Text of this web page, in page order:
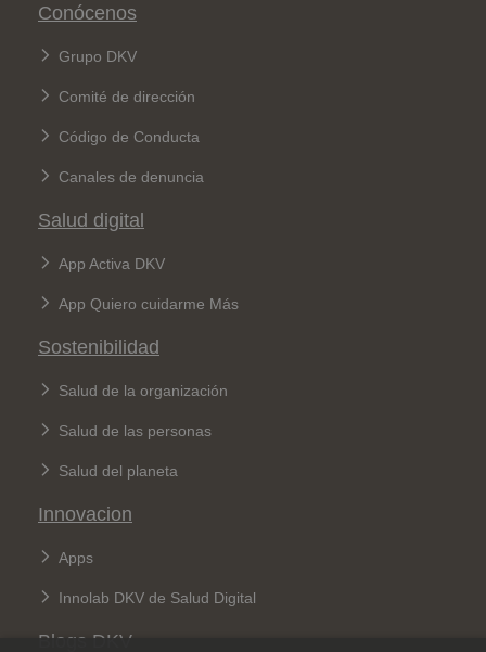
Conócenos
Grupo DKV
Comité de dirección
Código de Conducta
Canales de denuncia
Salud digital
App Activa DKV
App Quiero cuidarme Más
Sostenibilidad
Salud de la organización
Salud de las personas
Salud del planeta
Innovacion
Apps
Innolab DKV de Salud Digital
Blogs DKV